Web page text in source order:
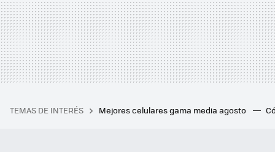
TEMAS DE INTERÉS Mejores celulares gama media agosto